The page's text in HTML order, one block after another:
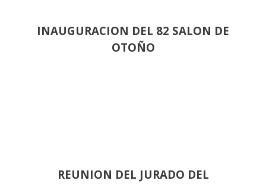
INAUGURACION DEL 82 SALON DE
OTOÑO
REUNION DEL JURADO DEL